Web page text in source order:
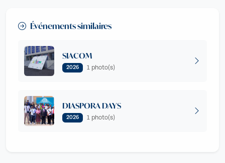
Événements similaires
SIACOM
2026 1 photo(s)
DIASPORA DAYS
2026 1 photo(s)